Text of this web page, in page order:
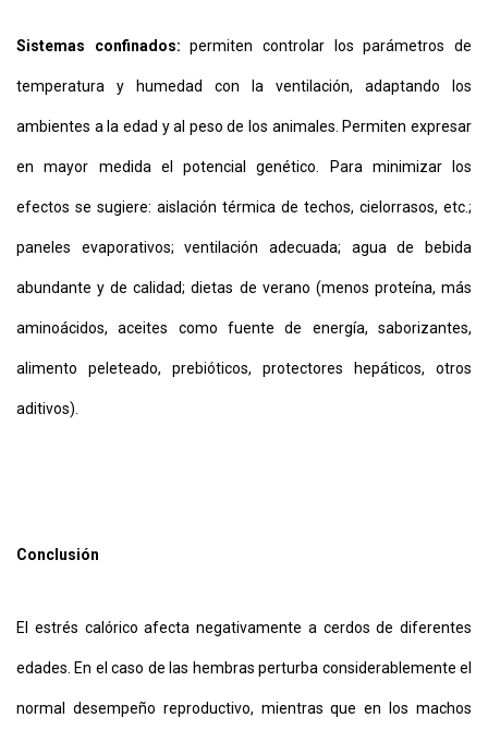
Sistemas confinados: permiten controlar los parámetros de
temperatura y humedad con la ventilación, adaptando los
ambientes a la edad y al peso de los animales. Permiten expresar
en mayor medida el potencial genético. Para minimizar los
efectos se sugiere: aislación térmica de techos, cielorrasos, etc.;
paneles evaporativos; ventilación adecuada; agua de bebida
abundante y de calidad; dietas de verano (menos proteína, más
aminoácidos, aceites como fuente de energía, saborizantes,
alimento peleteado, prebióticos, protectores hepáticos, otros
aditivos).
Conclusión
El estrés calórico afecta negativamente a cerdos de diferentes
edades. En el caso de las hembras perturba considerablemente el
normal desempeño reproductivo, mientras que en los machos